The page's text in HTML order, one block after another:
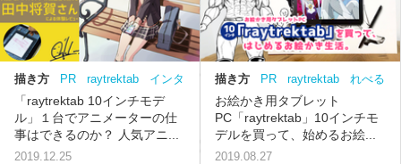
描き方 PR raytrektab
インタ
ビュー
アニメーター
キャラ
クターデザイン
「raytrektab 10インチモデ
ル」１台でアニメーターの仕
事はできるのか？ 人気アニ...
2019.12.25
描き方 PR raytrektab
れべる
あっぷちゃん
お絵かき用タブレット
PC「raytrektab」10インチモ
デルを買って、始めるお絵...
2019.08.27